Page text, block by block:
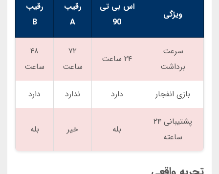
ویژگی
اس بی تی
90
رقیب
A
رقیب
B
سرعت
برداشت
۲۴ ساعت
۷۲
ساعت
۴۸
ساعت
بازی انفجار دارد ندارد دارد
پشتیبانی ۲۴
ساعته
بله خیر بله